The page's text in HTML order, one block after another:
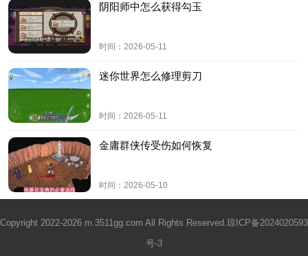
阴阳师中怎么获得勾玉
时间： 2026-05-11
迷你世界怎么修理剪刀
时间： 2026-05-11
金庸群侠传受伤如何恢复
时间： 2026-05-10
Copyright 2022-2026 m.3511gg.com All Rights Reserved.琼ICP备2024020593
号-3